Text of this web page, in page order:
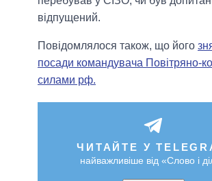
відпущений.
Повідомлялося також, що його
посади командувача Повітряно-
силами рф.
ЧИТАЙТЕ У
найважливіше від «Слово і